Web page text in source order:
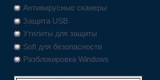
Антивирусные сканеры
Защита USB
Утилиты для защиты
Soft для безопасности
Разблокировка Windows